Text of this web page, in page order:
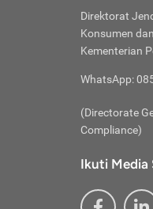
Direktorat
Konsumen
Kementerian
WhatsApp:
(Directorate
Compliance)
Ikuti Media